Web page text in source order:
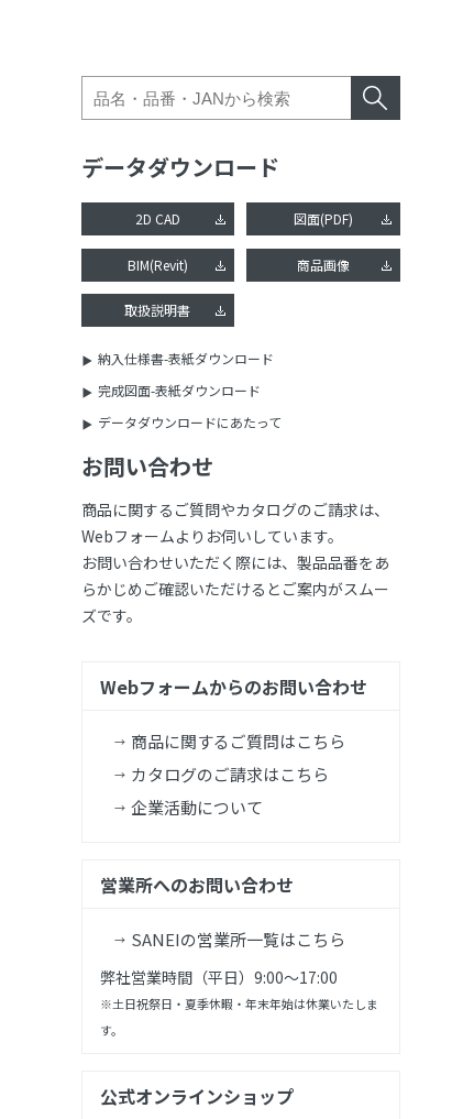
データダウンロード
2D CAD 図面(PDF)
BIM(Revit) 商品画像
取扱説明書
納入仕様書-表紙ダウンロード
完成図面-表紙ダウンロード
データダウンロードにあたって
お問い合わせ
商品に関するご質問やカタログのご請求は、
Webフォームよりお伺いしています。
お問い合わせいただく際には、製品品番をあ
らかじめご確認いただけるとご案内がスムー
ズです。
Webフォームからのお問い合わせ
商品に関するご質問はこちら
カタログのご請求はこちら
企業活動について
営業所へのお問い合わせ
SANEIの営業所一覧はこちら
弊社営業時間（平日）9:00～17:00
※土日祝祭日・夏季休暇・年末年始は休業いたしま
す。
公式オンラインショップ